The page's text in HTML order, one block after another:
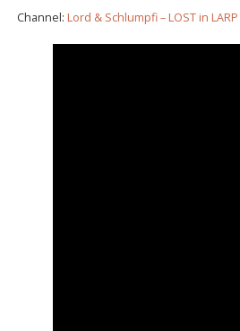
Channel: Lord & Schlumpfi – LOST in LARP